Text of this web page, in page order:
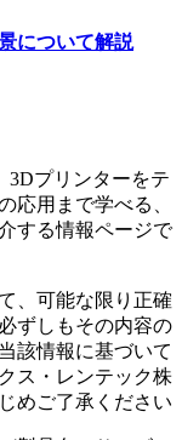
について解説
3Dプリンターをテ
応用まで学べる、
する情報ページで
、可能な限り正確
ずしもその内容の
該情報に基づいて
ス・レンテック株
めご了承ください